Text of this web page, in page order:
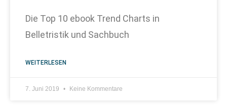
Die Top 10 ebook Trend Charts in
Belletristik und Sachbuch
WEITERLESEN
7. Juni 2019 Keine Kommentare